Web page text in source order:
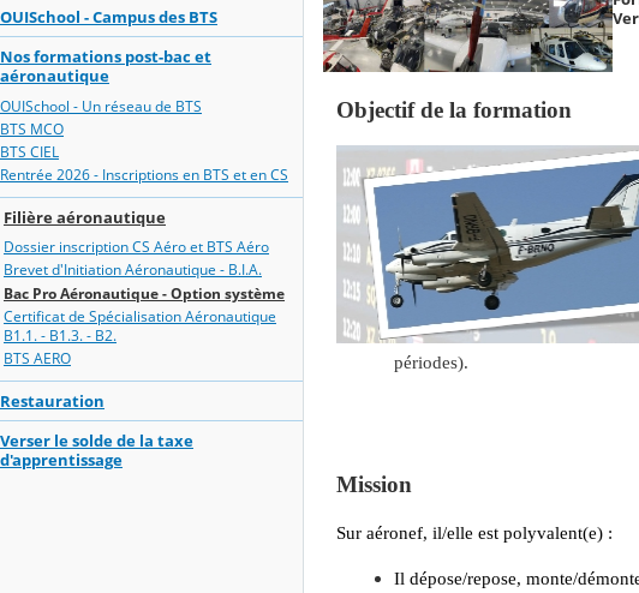
OUISchool - Campus des BTS
Nos formations post-bac et
aéronautique
OUISchool - Un réseau de BTS
BTS MCO
BTS CIEL
Rentrée 2026 - Inscriptions en BTS et en CS
Filière aéronautique
Dossier inscription CS Aéro et BTS Aéro
Brevet d'Initiation Aéronautique - B.I.A.
Bac Pro Aéronautique - Option système
Certificat de Spécialisation Aéronautique
B1.1. - B1.3. - B2.
BTS AERO
Restauration
Verser le solde de la taxe
d'apprentissage
Objectif de la formation
périodes).
Mission
Sur aéronef, il/elle est polyvalent(e) :
Il dépose/repose, monte/